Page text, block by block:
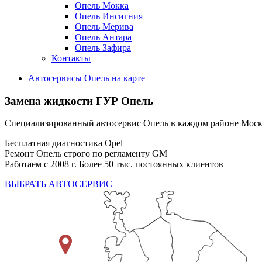
Опель Мокка
Опель Инсигния
Опель Мерива
Опель Антара
Опель Зафира
Контакты
Автосервисы Опель на карте
Замена жидкости ГУР Опель
Специализированный автосервис Опель в каждом районе
Бесплатная диагностика Opel
Ремонт Опель строго по регламенту GM
Работаем с 2008 г. Более 50 тыс. постоянных клиентов
ВЫБРАТЬ АВТОСЕРВИС